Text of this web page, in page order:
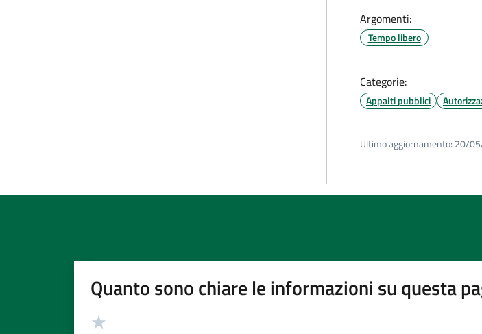
Argomenti:
Tempo libero
Categorie:
Appalti pubblici
Ultimo aggiornamento: 20/
Quanto sono chiare le informazioni su questa
Valutazione